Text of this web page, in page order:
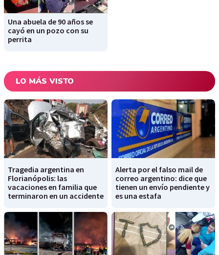
Una abuela de 90 años se
cayó en un pozo con su
perrita
LO MÁS VISTO
Tragedia argentina en
Florianópolis: las
vacaciones en familia que
terminaron en un accidente
Alerta por el falso mail de
correo argentino: dice que
tienen un envío pendiente y
es una estafa